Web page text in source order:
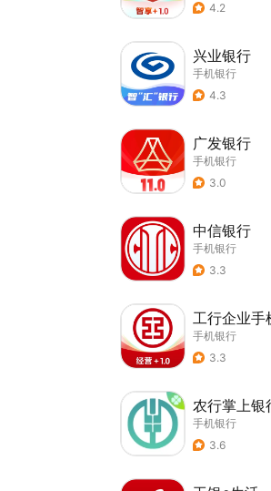
4.2
兴业银行
手机银行
4.3
广发银行
手机银行
3.0
中信银行
手机银行
3.3
工行企业手
手机银行
3.3
农行掌上银
手机银行
3.6